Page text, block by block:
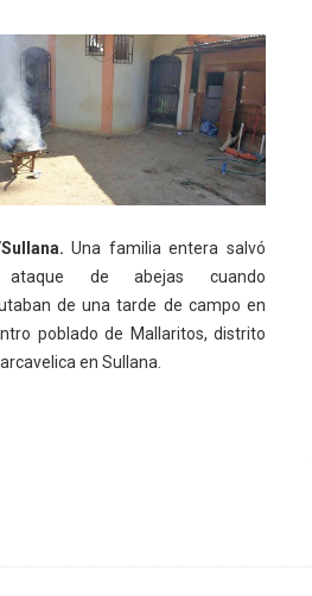
Una familia entera salvó
de abejas cuando
de una tarde de campo en
poblado de Mallaritos, distrito
en Sullana.